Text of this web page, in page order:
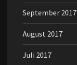
September 2017
August 2017
Juli 2017